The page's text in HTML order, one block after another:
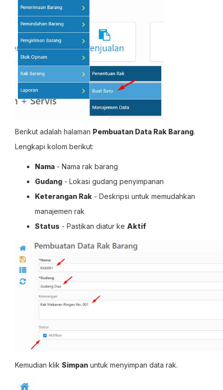
Berikut adalah halaman Pembuatan Data Rak Barang.
Lengkapi kolom berikut:
Nama - Nama rak barang
Gudang - Lokasi gudang penyimpanan
Keterangan Rak - Deskripsi untuk memudahkan
manajemen rak
Status - Pastikan diatur ke Aktif
Kemudian klik Simpan untuk menyimpan data rak.